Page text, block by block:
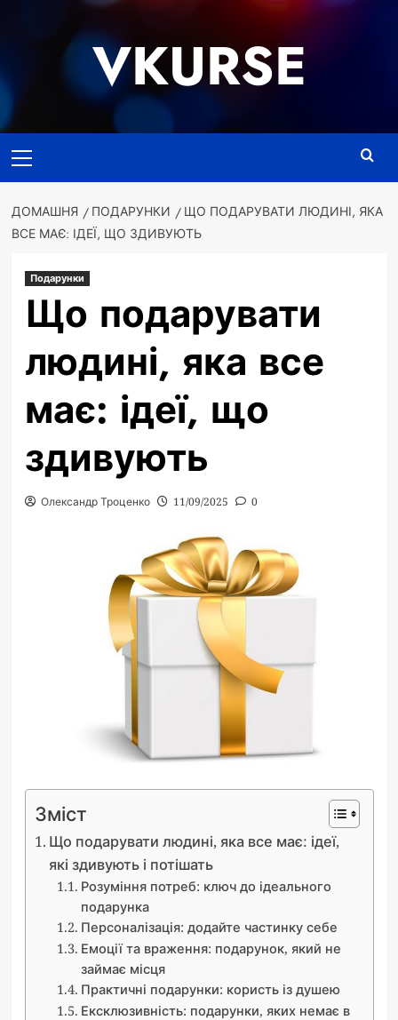
VKURSE
меню
ДОМАШНЯ ПОДАРУНКИ
ЩО ПОДАРУВАТИ ЛЮДИНІ, ЯКА
ВСЕ МАЄ: ІДЕЇ, ЩО ЗДИВУЮТЬ
Подарунки
Що подарувати
людині, яка все
має: ідеї, що
здивують
Олександр Троценко 11/09/2025 0
Зміст
Що подарувати людині, яка все має: ідеї,
які здивують і потішать
Розуміння потреб: ключ до ідеального
подарунка
Персоналізація: додайте частинку себе
Емоції та враження: подарунок, який не
займає місця
Практичні подарунки: користь із душею
Ексклюзивність: подарунки, яких немає в